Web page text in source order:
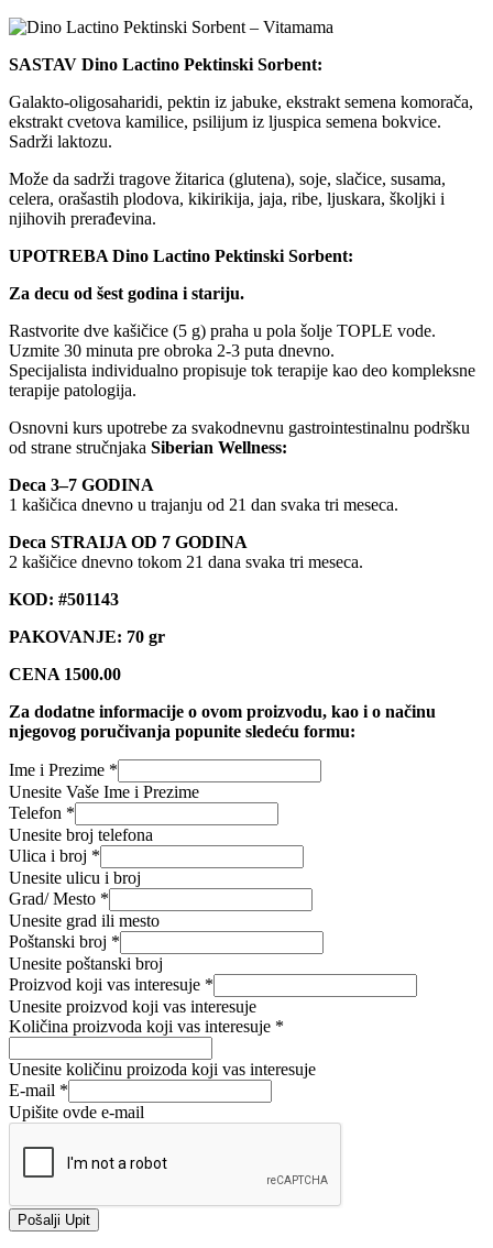
SASTAV Dino Lactino Pektinski Sorbent:
Galakto-oligosaharidi, pektin iz jabuke, ekstrakt semena komorača,
ekstrakt cvetova kamilice, psilijum iz ljuspica semena bokvice.
Sadrži laktozu.
Može da sadrži tragove žitarica (glutena), soje, slačice, susama,
celera, orašastih plodova, kikirikija, jaja, ribe, ljuskara, školjki i
njihovih prerađevina.
UPOTREBA Dino Lactino Pektinski Sorbent:
Za decu od šest godina i stariju.
Rastvorite dve kašičice (5 g) praha u pola šolje TOPLE vode.
Uzmite 30 minuta pre obroka 2-3 puta dnevno.
Specijalista individualno propisuje tok terapije kao deo kompleksne
terapije patologija.
Osnovni kurs upotrebe za svakodnevnu gastrointestinalnu podršku
od strane stručnjaka Siberian Wellness:
Deca 3–7 GODINA
1 kašičica dnevno u trajanju od 21 dan svaka tri meseca.
Deca STRAIJA OD 7 GODINA
2 kašičice dnevno tokom 21 dana svaka tri meseca.
KOD: #501143
PAKOVANJE: 70 gr
CENA 1500.00
Za dodatne informacije o ovom proizvodu, kao i o načinu
njegovog poručivanja popunite sledeću formu:
Ime i Prezime *
Unesite Vaše Ime i Prezime
vas
koji
Telefon *
Unesite broj telefona
Ulica i broj *
Unesite ulicu i broj
Grad/ Mesto *
Unesite grad ili mesto
Poštanski broj *
Unesite poštanski broj
Proizvod koji vas interesuje *
Unesite proizvod koji vas interesuje
Količina proizvoda koji vas interesuje *
Unesite količinu proizoda koji vas interesuje
E-mail *
Upišite ovde e-mail
Pošalji Upit